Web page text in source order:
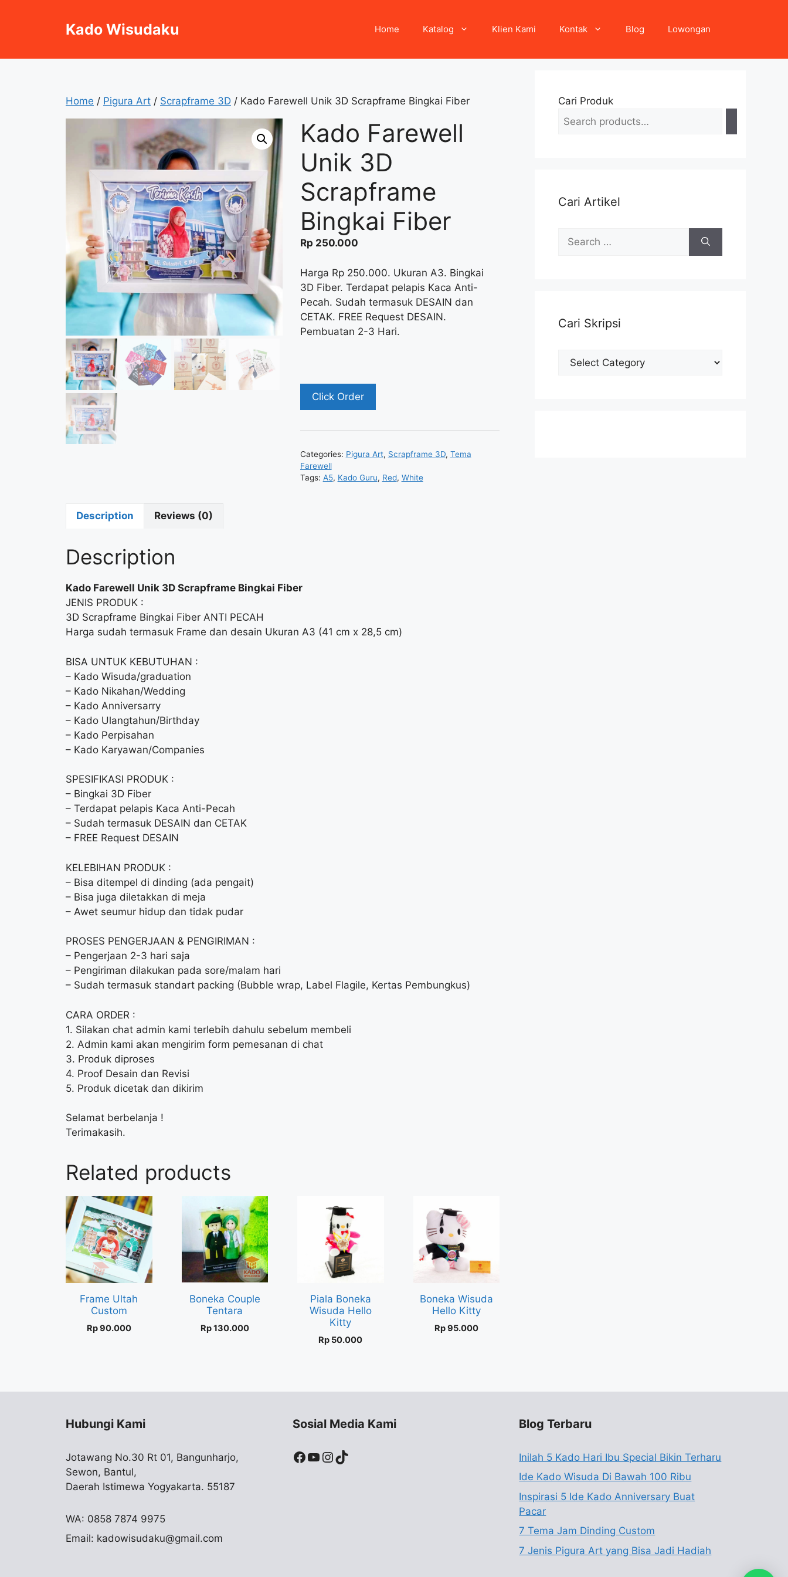
Kado Wisudaku Home Katalog Klien Kami Kontak Blog Lowongan
Home / Pigura Art / Scrapframe 3D / Kado Farewell Unik 3D Scrapframe Bingkai Fiber
Kado Farewell
Unik 3D
Scrapframe
Bingkai Fiber
Rp 250.000
Harga Rp 250.000. Ukuran A3. Bingkai
3D Fiber. Terdapat pelapis Kaca Anti-
Pecah. Sudah termasuk DESAIN dan
CETAK. FREE Request DESAIN.
Pembuatan 2-3 Hari.
Click Order
Categories: Pigura Art, Scrapframe 3D, Tema
Farewell
Tags: A5, Kado Guru, Red, White
Description Reviews (0)
Description
Kado Farewell Unik 3D Scrapframe Bingkai Fiber
JENIS PRODUK :
3D Scrapframe Bingkai Fiber ANTI PECAH
Harga sudah termasuk Frame dan desain Ukuran A3 (41 cm x 28,5 cm)
BISA UNTUK KEBUTUHAN :
– Kado Wisuda/graduation
– Kado Nikahan/Wedding
– Kado Anniversarry
– Kado Ulangtahun/Birthday
– Kado Perpisahan
– Kado Karyawan/Companies
SPESIFIKASI PRODUK :
– Bingkai 3D Fiber
– Terdapat pelapis Kaca Anti-Pecah
– Sudah termasuk DESAIN dan CETAK
– FREE Request DESAIN
KELEBIHAN PRODUK :
– Bisa ditempel di dinding (ada pengait)
– Bisa juga diletakkan di meja
– Awet seumur hidup dan tidak pudar
PROSES PENGERJAAN & PENGIRIMAN :
– Pengerjaan 2-3 hari saja
– Pengiriman dilakukan pada sore/malam hari
– Sudah termasuk standart packing (Bubble wrap, Label Flagile, Kertas Pembungkus)
CARA ORDER :
1. Silakan chat admin kami terlebih dahulu sebelum membeli
2. Admin kami akan mengirim form pemesanan di chat
3. Produk diproses
4. Proof Desain dan Revisi
5. Produk dicetak dan dikirim
Selamat berbelanja !
Terimakasih.
Related products
Frame Ultah
Custom
Rp90.000
Boneka Couple
Tentara
Rp130.000
Piala Boneka
Wisuda Hello
Kitty
Rp 50.000
Boneka Wisuda
Hello Kitty
Rp95.000
Cari Produk
Cari Artikel
Search
for:
Cari Skripsi
Cari
Hubungi Kami
Jotawang No.30 Rt 01, Bangunharjo,
Sewon, Bantul,
Daerah Istimewa Yogyakarta. 55187
WA: 0858 7874 9975
Email: kadowisudaku@gmail.com
Sosial Media Kami
Facebook
YouTube
Instagram
TikTok
Blog Terbaru
Inilah 5 Kado Hari Ibu Special Bikin Terharu
Ide Kado Wisuda Di Bawah 100 Ribu
Inspirasi 5 Ide Kado Anniversary Buat
Pacar
7 Tema Jam Dinding Custom
7 Jenis Pigura Art yang Bisa Jadi Hadiah